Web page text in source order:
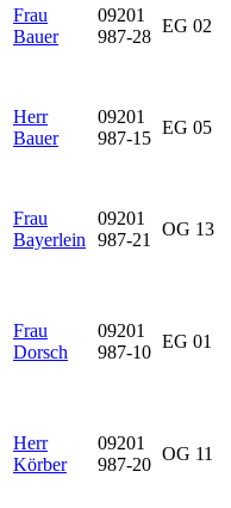
Frau
Bauer
09201
987-28
EG 02
Herr
Bauer
09201
987-15
EG 05
Frau
Bayerlein
09201
987-21
OG 13
Frau
Dorsch
09201
987-10
EG 01
Herr
Körber
09201
987-20
OG 11